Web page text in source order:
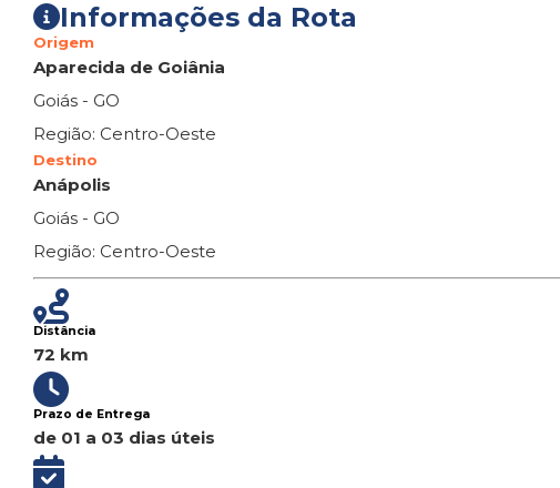
Informações da Rota
Origem
Aparecida de Goiânia
Goiás - GO
Região: Centro-Oeste
Destino
Anápolis
Goiás - GO
Região: Centro-Oeste
Distância
72 km
Prazo de Entrega
de 01 a 03 dias úteis